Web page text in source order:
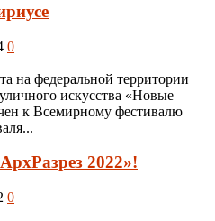
0
на федеральной территории
искусства «Новые
к Всемирному фестивалю
2022»!
0